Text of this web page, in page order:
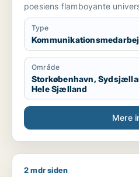
poesiens flamboyante
forkærlighed for artistisk
sprogvirkemidler, som
tilsnit af noget, som er både
kompetent.
Dette redskab kan
af praktisk orienterende
kreative tekster, eller
sproget gerne må have et
Type
Område
Storkøbenhavn,
Hele Sjælland
Mere
Niels søger job som
2 mdr siden